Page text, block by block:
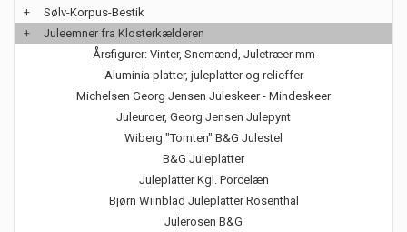
+
Sølv-Korpus-Bestik
+
Juleemner fra Klosterkælderen
Årsfigurer: Vinter, Snemænd, Juletræer mm
Aluminia platter, juleplatter og relieffer
Michelsen Georg Jensen Juleskeer - Mindeskeer
Juleuroer, Georg Jensen Julepynt
Wiberg "Tomten" B&G Julestel
B&G Juleplatter
Juleplatter Kgl. Porcelæn
Bjørn Wiinblad Juleplatter Rosenthal
Julerosen B&G